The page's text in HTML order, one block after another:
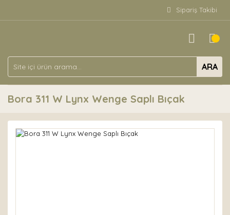
Sipariş Takibi
ARA
Bora 311 W Lynx Wenge Saplı Bıçak